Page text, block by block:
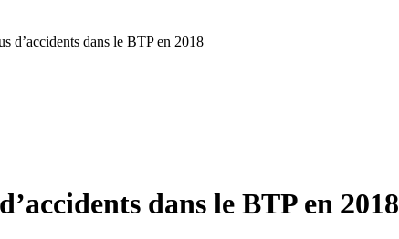
d’accidents dans le BTP en 2018
dans le BTP en 2018